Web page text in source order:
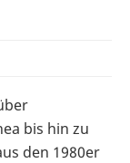
bis hin zu
den 1980er